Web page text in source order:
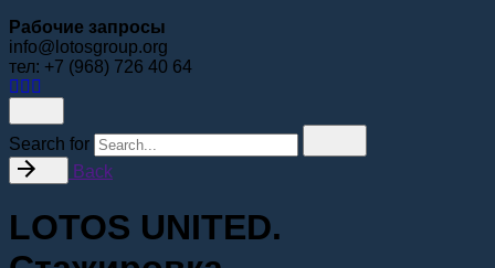
Рабочие запросы
info@lotosgroup.org
тел: +7 (968) 726 40 64
Search for
Back
LOTOS UNITED.